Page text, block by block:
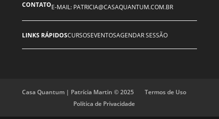
CONTATOE-MAIL: PATRICIA@CASAQUANTUM.COM.BR
LINKS RÁPIDOSCURSOSEVENTOSAGENDAR SESSÃO
Casa Quantum | Patrícia Martin © 2025
Termos de Uso
Política de Privacidade